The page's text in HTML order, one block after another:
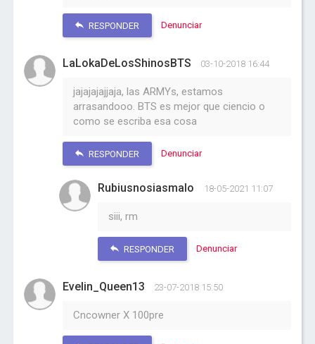
RESPONDER Denunciar
LaLokaDeLosShinosBTS 03-10-2018 16:44
jajajajajjaja, las ARMYs, estamos
arrasandooo. BTS es mejor que ciencio o
como se escriba esa cosa
RESPONDER Denunciar
Rubiusnosiasmalo 18-05-2021 11:07
siii, rm
RESPONDER Denunciar
Evelin_Queen13 23-07-2018 15:50
Cncowner X 100pre